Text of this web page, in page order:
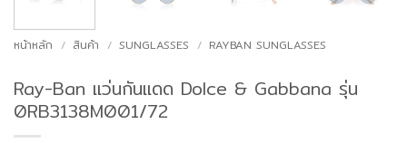
หน้าหลัก / สินค้า / SUNGLASSES / RAYBAN SUNGLASSES
Ray-Ban แว่นกันแดด Dolce & Gabbana รุ่น
0RB3138M001/72